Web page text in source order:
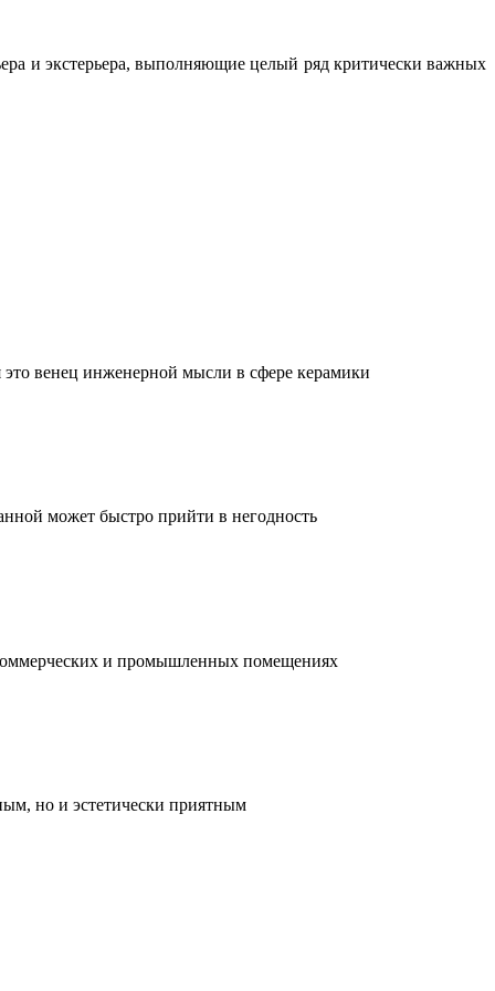
и экстерьера, выполняющие целый ряд критически важных
венец инженерной мысли в сфере керамики
может быстро прийти в негодность
и промышленных помещениях
но и эстетически приятным